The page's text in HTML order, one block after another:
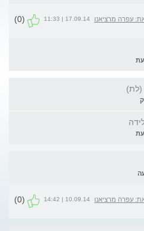
עפרה מרציאנו 17.09.14 | 11:33
(0)
(לת)
עפרה מרציאנו 10.09.14 | 14:42
(0)